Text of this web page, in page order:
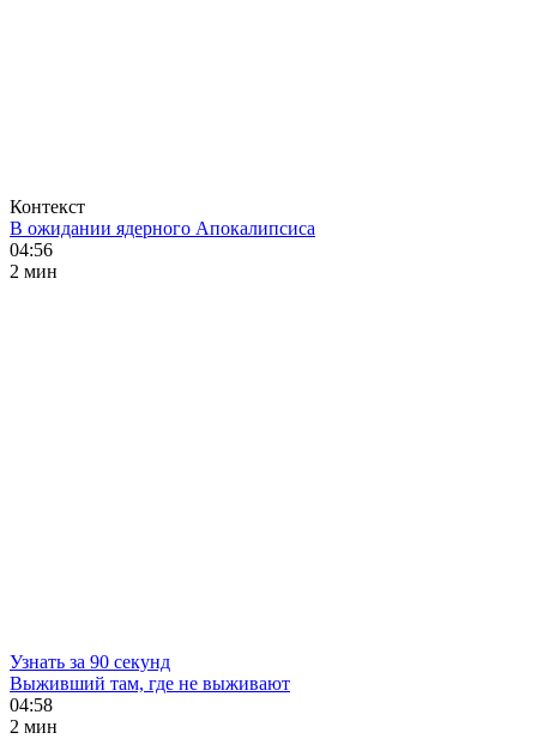
Контекст
В ожидании ядерного Апокалипсиса
04:56
2 мин
Узнать за 90 секунд
Выживший там, где не выживают
04:58
2 мин